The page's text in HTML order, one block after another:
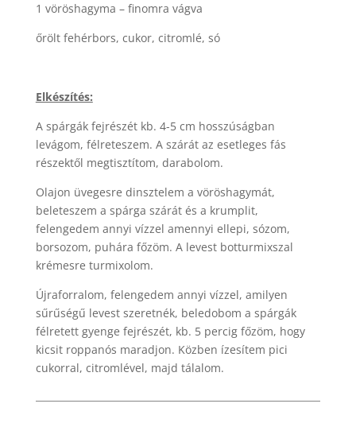
1 vöröshagyma – finomra vágva
őrölt fehérbors, cukor, citromlé, só
Elkészítés:
A spárgák fejrészét kb. 4-5 cm hosszúságban
levágom, félreteszem. A szárát az esetleges fás
részektől megtisztítom, darabolom.
Olajon üvegesre dinsztelem a vöröshagymát,
beleteszem a spárga szárát és a krumplit,
felengedem annyi vízzel amennyi ellepi, sózom,
borsozom, puhára főzöm. A levest botturmixszal
krémesre turmixolom.
Újraforralom, felengedem annyi vízzel, amilyen
sűrűségű levest szeretnék, beledobom a spárgák
félretett gyenge fejrészét, kb. 5 percig főzöm, hogy
kicsit roppanós maradjon. Közben ízesítem pici
cukorral, citromlével, majd tálalom.